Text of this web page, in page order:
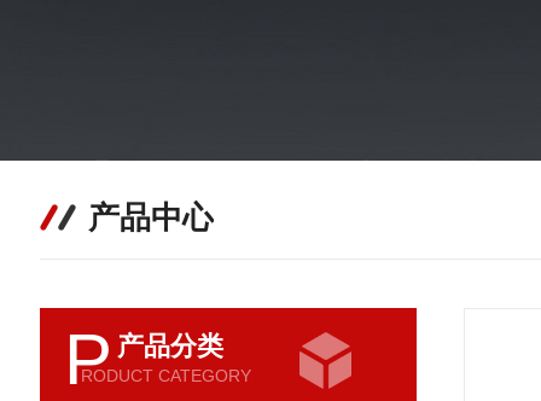
产品中心
P 产品分类
RODUCT CATEGORY